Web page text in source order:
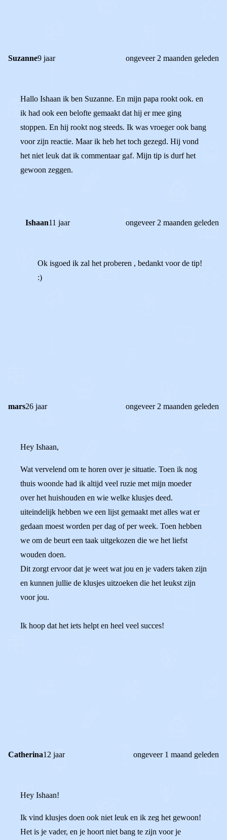
Suzanne9 jaar ongeveer 2 maanden geleden
Hallo Ishaan ik ben Suzanne. En mijn papa rookt ook. en
ik had ook een belofte gemaakt dat hij er mee ging
stoppen. En hij rookt nog steeds. Ik was vroeger ook bang
voor zijn reactie. Maar ik heb het toch gezegd. Hij vond
het niet leuk dat ik commentaar gaf. Mijn tip is durf het
gewoon zeggen.
Ishaan11 jaar ongeveer 2 maanden geleden
Ok isgoed ik zal het proberen , bedankt voor de tip!
:)
mars26 jaar ongeveer 2 maanden geleden
Hey Ishaan,
Wat vervelend om te horen over je situatie. Toen ik nog
thuis woonde had ik altijd veel ruzie met mijn moeder
over het huishouden en wie welke klusjes deed.
uiteindelijk hebben we een lijst gemaakt met alles wat er
gedaan moest worden per dag of per week. Toen hebben
we om de beurt een taak uitgekozen die we het liefst
wouden doen.
Dit zorgt ervoor dat je weet wat jou en je vaders taken zijn
en kunnen jullie de klusjes uitzoeken die het leukst zijn
voor jou.
Ik hoop dat het iets helpt en heel veel succes!
Catherina12 jaar ongeveer 1 maand geleden
Hey Ishaan!
Ik vind klusjes doen ook niet leuk en ik zeg het gewoon!
Het is je vader, en je hoort niet bang te zijn voor je